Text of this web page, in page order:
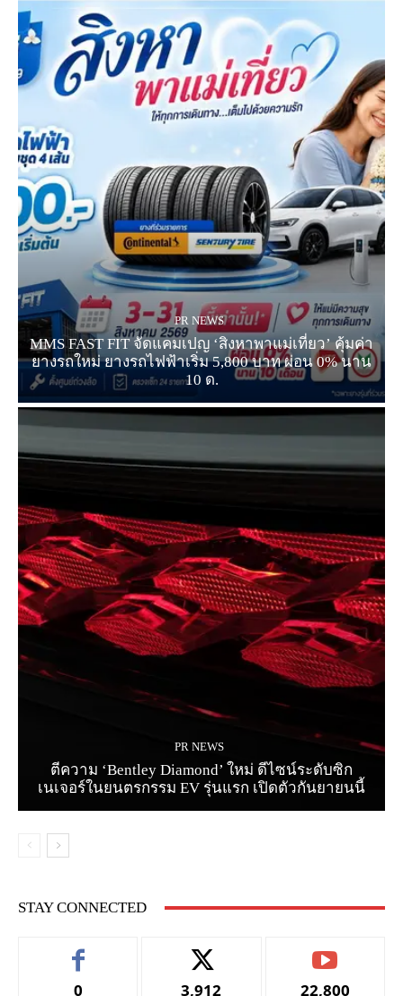
PR NEWS
MMS FAST FIT จัดแคมเปญ ‘สิงหาพาแม่เที่ยว’ คุ้มค่า
ยางรถใหม่ ยางรถไฟฟ้าเริ่ม 5,800 บาท ผ่อน 0% นาน
10 ด.
PR NEWS
ตีความ ‘Bentley Diamond’ ใหม่ ดีไซน์ระดับซิก
เนเจอร์ในยนตรกรรม EV รุ่นแรก เปิดตัวกันยายนนี้
STAY CONNECTED
0 3,912 22,800